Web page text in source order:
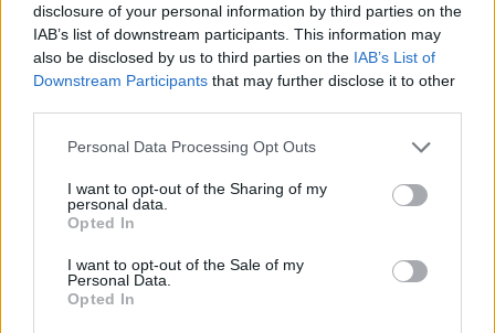
disclosure of your personal information by third parties on the
IAB’s list of downstream participants. This information may
also be disclosed by us to third parties on the IAB’s List of
Downstream Participants that may further disclose it to other
Please note that this website/app uses one or more Google
not limited to your visit or usage behaviour. You may click to
grant or deny consent to Google and its third-party tags to
use your data for below specified purposes in below Google
consent section.
Personal Data Processing Opt Outs
I want to opt-out of the Sharing of my
personal data.
Opted In
I want to opt-out of the Sale of my
Personal Data.
Opted In
Intervención conjunta de Japón y EE.UU. para frenar la caída
Marta Ruiz · 7 Ago 2026